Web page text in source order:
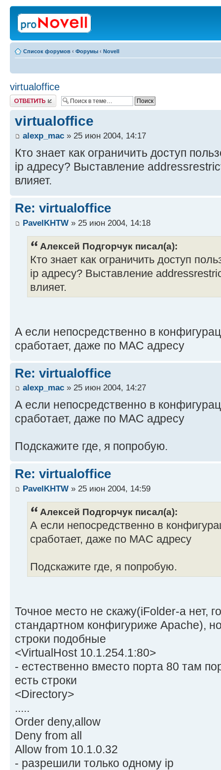
Список форумов ‹ Форумы ‹ Novell
virtualoffice
Ответить
virtualoffice
alexp_mac » 25 июн 2004, 14:17
Кто знает как ограничить доступ
ip адресу? Выставление
влияет.
Re: virtualoffice
PavelKHTW » 25 июн 2004, 14:18
Алексей Подгорчук писал(а):
Кто знает как ограничить доступ
ip адресу? Выставление
влияет.
А если непосредственно в
сработает, даже по MAC адресу
Re: virtualoffice
alexp_mac » 25 июн 2004, 14:27
А если непосредственно в
сработает, даже по MAC адресу
Подскажите где, я попробую.
Re: virtualoffice
PavelKHTW » 25 июн 2004, 14:59
Алексей Подгорчук писал(а):
А если непосредственно в
сработает, даже по MAC адресу
Подскажите где, я попробую.
Точное место не скажу(iFolder-а нет,
стандартном конфигуриже Apache),
строки подобные
<VirtualHost 10.1.254.1:80>
- естественно вместо порта 80 там
есть строки
<Directory>
.....
Order deny,allow
Deny from all
Allow from 10.1.0.32
- разрешили только одному ip